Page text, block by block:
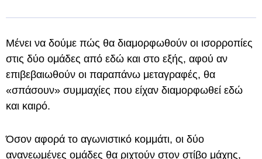
Μένει να δούμε πώς θα διαμορφωθούν οι ισορροπίες
στις δύο ομάδες από εδώ και στο εξής, αφού αν
επιβεβαιωθούν οι παραπάνω μεταγραφές, θα
«σπάσουν» συμμαχίες που είχαν διαμορφωθεί εδώ
και καιρό.
Όσον αφορά το αγωνιστικό κομμάτι, οι δύο
ανανεωμένες ομάδες θα ριχτούν στον στίβο μάχης,